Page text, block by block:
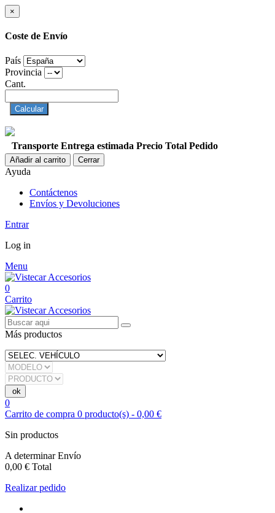
×
Coste de Envío
País
Provincia
Cant.
Calcular
Transporte Entrega estimada Precio Total Pedido
Añadir al carrito Cerrar
Ayuda
Contáctenos
Envíos y Devoluciones
Entrar
Log in
Menu
0
Carrito
Más productos
0
Carrito de compra 0 producto(s) - 0,00 €
Sin productos
A determinarEnvío
0,00 € Total
Realizar pedido